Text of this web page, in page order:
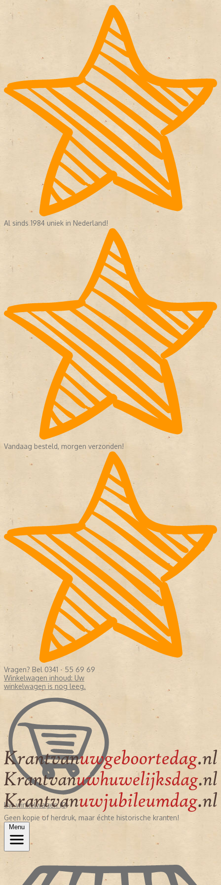
Al sinds 1984 uniek in Nederland!
Vandaag besteld, morgen verzonden!
Vragen? Bel 0341 - 55 69 69
Winkelwagen inhoud: Uw
winkelwagen is nog leeg.
Uw winkelwagen (0)
Geen kopie of herdruk, maar échte historische kranten!
Menu